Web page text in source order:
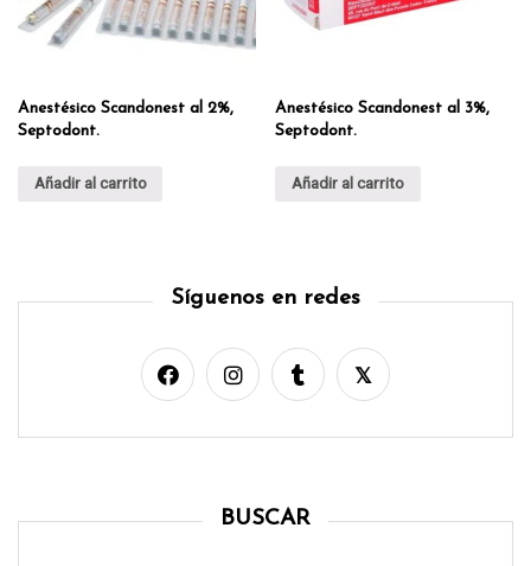
Anestésico Scandonest al 2%,
Septodont.
Añadir al carrito
Anestésico Scandonest al 3%,
Septodont.
Añadir al carrito
Síguenos en redes
BUSCAR